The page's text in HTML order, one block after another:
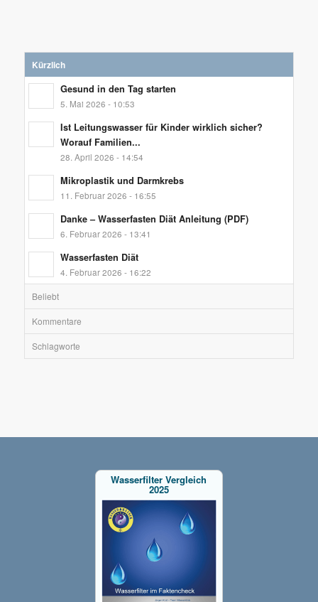
Kürzlich
Gesund in den Tag starten
5. Mai 2026 - 10:53
Ist Leitungswasser für Kinder wirklich sicher?
Worauf Familien...
28. April 2026 - 14:54
Mikroplastik und Darmkrebs
11. Februar 2026 - 16:55
Danke – Wasserfasten Diät Anleitung (PDF)
6. Februar 2026 - 13:41
Wasserfasten Diät
4. Februar 2026 - 16:22
Beliebt
Kommentare
Schlagworte
Wasserfilter Vergleich
2025